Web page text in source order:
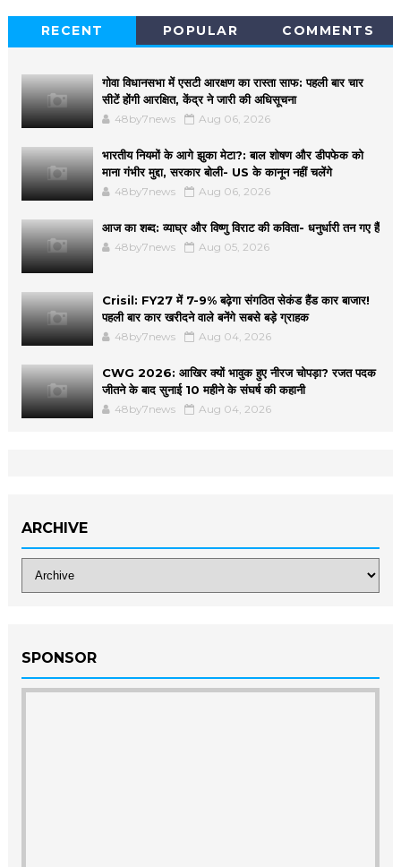
RECENT POPULAR COMMENTS
गोवा विधानसभा में एसटी आरक्षण का रास्ता साफ: पहली बार चार
सीटें होंगी आरक्षित, केंद्र ने जारी की अधिसूचना
48by7news Aug 06, 2026
भारतीय नियमों के आगे झुका मेटा?: बाल शोषण और डीपफेक को
माना गंभीर मुद्दा, सरकार बोली- US के कानून नहीं चलेंगे
48by7news Aug 06, 2026
आज का शब्द: व्याघ्र और विष्णु विराट की कविता- धनुर्धारी तन गए हैं
48by7news Aug 05, 2026
Crisil: FY27 में 7-9% बढ़ेगा संगठित सेकंड हैंड कार बाजार!
पहली बार कार खरीदने वाले बनेंगे सबसे बड़े ग्राहक
48by7news Aug 04, 2026
CWG 2026: आखिर क्यों भावुक हुए नीरज चोपड़ा? रजत पदक
जीतने के बाद सुनाई 10 महीने के संघर्ष की कहानी
48by7news Aug 04, 2026
ARCHIVE
SPONSOR